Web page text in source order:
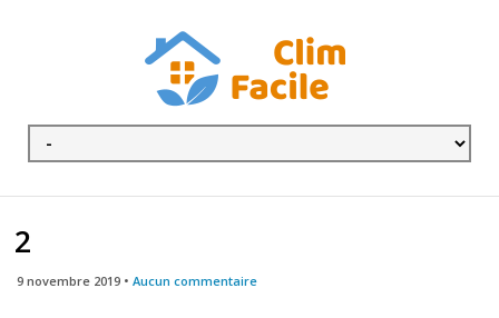
2
9 novembre 2019 •Aucun commentaire